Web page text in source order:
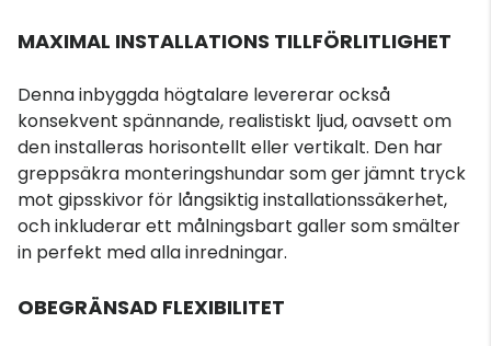
MAXIMAL INSTALLATIONS TILLFÖRLITLIGHET
Denna inbyggda högtalare levererar också
konsekvent spännande, realistiskt ljud, oavsett om
den installeras horisontellt eller vertikalt. Den har
greppsäkra monteringshundar som ger jämnt tryck
mot gipsskivor för långsiktig installationssäkerhet,
och inkluderar ett målningsbart galler som smälter
in perfekt med alla inredningar.
OBEGRÄNSAD FLEXIBILITET